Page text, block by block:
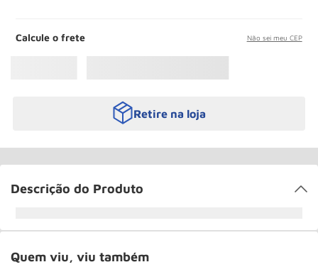
Calcule o frete Não sei meu CEP
Retire na loja
Descrição do Produto
Quem viu, viu também